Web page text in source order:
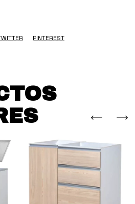
PINTEREST